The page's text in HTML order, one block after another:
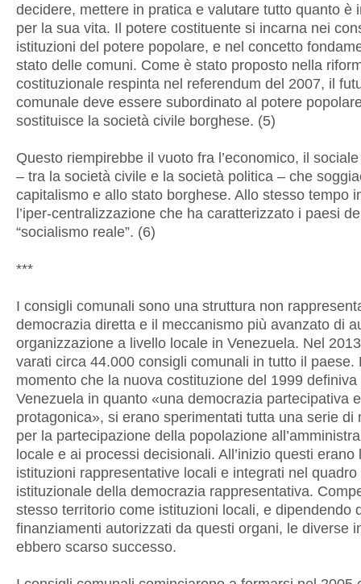
decidere, mettere in pratica e valutare tutto quanto è
per la sua vita. Il potere costituente si incarna nei
istituzioni del potere popolare, e nel concetto
stato delle comuni. Come è stato proposto nella
costituzionale respinta nel referendum del 2007, il
comunale deve essere subordinato al potere
sostituisce la società civile borghese. (5)
Questo riempirebbe il vuoto fra l’economico, il
– tra la società civile e la società politica – che
capitalismo e allo stato borghese. Allo stesso tempo
l’iper-centralizzazione che ha caratterizzato i paesi
“socialismo reale”. (6)
***
I consigli comunali sono una struttura non
democrazia diretta e il meccanismo più avanzato di
organizzazione a livello locale in Venezuela. Nel
varati circa 44.000 consigli comunali in tutto il paese.
momento che la nuova costituzione del 1999 definiva
Venezuela in quanto «una democrazia partecipativa e
protagonica», si erano sperimentati tutta una serie di
per la partecipazione della popolazione
locale e ai processi decisionali. All’inizio questi erano
istituzioni rappresentative locali e integrati nel quadro
istituzionale della democrazia rappresentativa.
stesso territorio come istituzioni locali, e dipendendo
finanziamenti autorizzati da questi organi, le diverse
ebbero scarso successo.